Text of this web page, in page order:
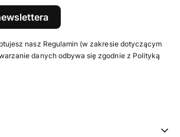
nasz Regulamin (w zakresie dotyczącym
danych odbywa się zgodnie z Polityką